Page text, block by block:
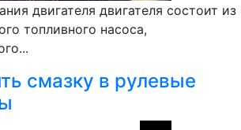
двигателя двигателя состоит из
топливного насоса,
смазку в рулевые